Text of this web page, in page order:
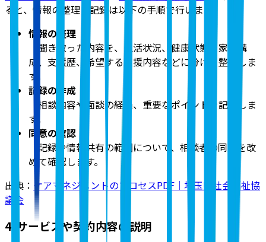
ると、情報の整理と記録は以下の手順で行います。
情報の整理
聞き取った内容を、生活状況、健康状態、家族構
成、支援歴、希望する支援内容などに分けて整理しま
す。
記録の作成
相談内容や面談の経過、重要なポイントを記録しま
す。
同意の確認
記録や情報共有の範囲について、相談者の同意を改
めて確認します。
出典： ケアマネジメントのプロセスPDF｜埼玉県社会福祉協
議会
4. サービスや契約内容の説明